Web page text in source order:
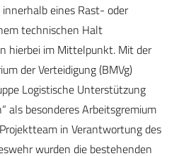
eines Rast- oder
technischen Halt
hierbei im Mittelpunkt. Mit der
der Verteidigung (BMVg)
Logistische Unterstützung
als besonderes Arbeitsgremium
in Verantwortung des
wurden die bestehenden